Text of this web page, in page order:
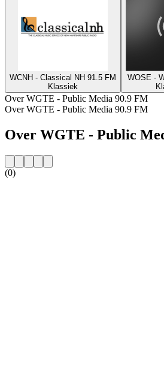
WCNH - Classical NH 91.5 FM
Klassiek
WOSE -
Over WGTE - Public Media 90.9 FM
Over WGTE - Public Media 90.9 FM
Over WGTE - Public
(0)